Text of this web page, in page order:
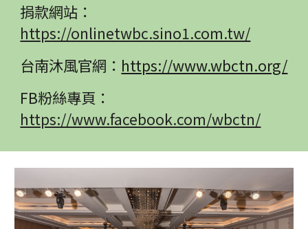
捐款網站：
https://onlinetwbc.sino1.com.tw/
台南沐風官網： https://www.wbctn.org/
FB粉絲專頁：
https://www.facebook.com/wbctn/